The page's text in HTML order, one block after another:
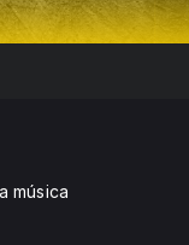
música